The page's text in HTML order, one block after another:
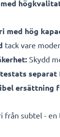
med hög
tack vare
Skydd
separat
från subtel -